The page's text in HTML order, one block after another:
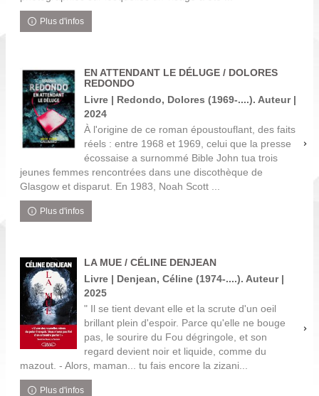
Plus d'infos
EN ATTENDANT LE DÉLUGE / DOLORES
REDONDO
Livre | Redondo, Dolores (1969-....). Auteur |
2024
À l'origine de ce roman époustouflant, des faits
réels : entre 1968 et 1969, celui que la presse
écossaise a surnommé Bible John tua trois
jeunes femmes rencontrées dans une discothèque de
Glasgow et disparut. En 1983, Noah Scott ...
Plus d'infos
LA MUE / CÉLINE DENJEAN
Livre | Denjean, Céline (1974-....). Auteur |
2025
" Il se tient devant elle et la scrute d'un oeil
brillant plein d'espoir. Parce qu'elle ne bouge
pas, le sourire du Fou dégringole, et son
regard devient noir et liquide, comme du
mazout. - Alors, maman... tu fais encore la zizani...
Plus d'infos